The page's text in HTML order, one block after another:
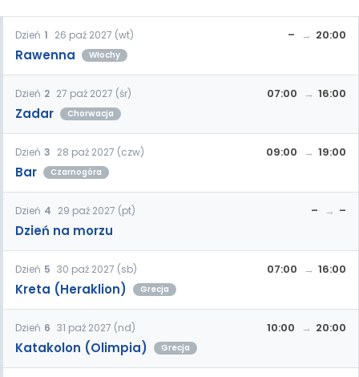
Dzień 1 26 paź 2027 (wt)
Rawenna Włochy
– 20:00
Dzień 2 27 paź 2027 (śr)
Zadar Chorwacja
07:00 16:00
Dzień 3 28 paź 2027 (czw)
Bar Czarnogóra
09:00 19:00
Dzień 4 29 paź 2027 (pt)
Dzień na morzu
– –
Dzień 5 30 paź 2027 (sb)
Kreta (Heraklion) Grecja
07:00 16:00
Dzień 6 31 paź 2027 (nd)
Katakolon (Olimpia) Grecja
10:00 20:00